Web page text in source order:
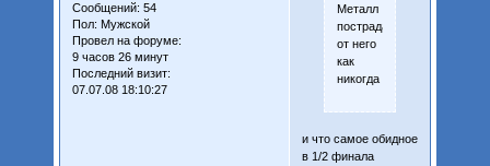
Сообщений: 54
Пол: Мужской
Провел на форуме:
9 часов 26 минут
Последний визит:
07.07.08 18:10:27
Металл
пострадал
от него
как
никогда
и что самое обидное
в 1/2 финала